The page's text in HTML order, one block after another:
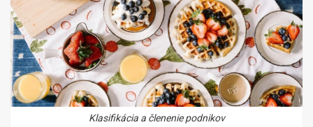
Klasifikácia a členenie podnikov